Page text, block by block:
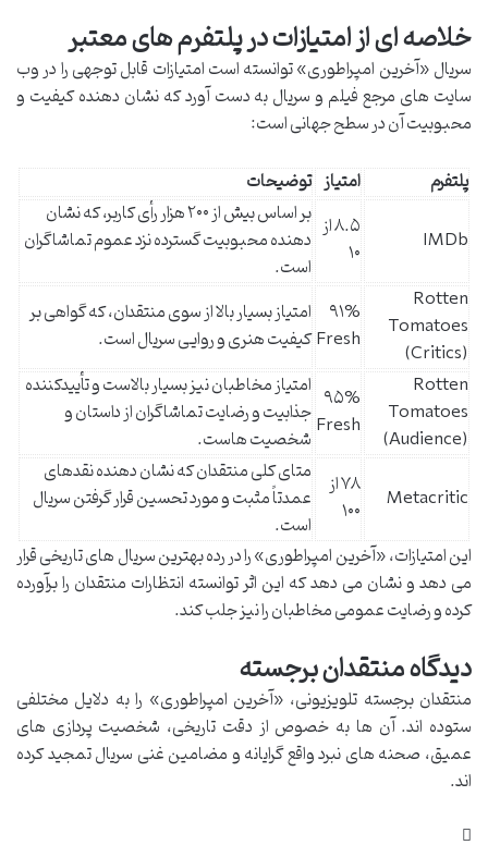
خلاصه ای از امتیازات در پلتفرم های معتبر
سریال «آخرین امپراطوری» توانسته است امتیازات قابل توجهی را در وب
سایت های مرجع فیلم و سریال به دست آورد که نشان دهنده کیفیت و
محبوبیت آن در سطح جهانی است:
پلتفرم
امتیاز توضیحات
IMDb
۸.۵ از
۱۰
بر اساس بیش از ۲۰۰ هزار رأی کاربر، که نشان
دهنده محبوبیت گسترده نزد عموم تماشاگران
است.
Rotten
Tomatoes
(Critics)
۹۱%
Fresh
امتیاز بسیار بالا از سوی منتقدان، که گواهی بر
کیفیت هنری و روایی سریال است.
Rotten
Tomatoes
(Audience)
۹۵%
Fresh
امتیاز مخاطبان نیز بسیار بالاست و تأییدکننده
جذابیت و رضایت تماشاگران از داستان و
شخصیت هاست.
Metacritic
۷۸ از
۱۰۰
متای کلی منتقدان که نشان دهنده نقدهای
عمدتاً مثبت و مورد تحسین قرار گرفتن سریال
است.
این امتیازات، «آخرین امپراطوری» را در رده بهترین سریال های تاریخی قرار
می دهد و نشان می دهد که این اثر توانسته انتظارات منتقدان را برآورده
کرده و رضایت عمومی مخاطبان را نیز جلب کند.
دیدگاه منتقدان برجسته
منتقدان برجسته تلویزیونی، «آخرین امپراطوری» را به دلایل مختلفی
ستوده اند. آن ها به خصوص از دقت تاریخی، شخصیت پردازی های
عمیق، صحنه های نبرد واقع گرایانه و مضامین غنی سریال تمجید کرده
اند.